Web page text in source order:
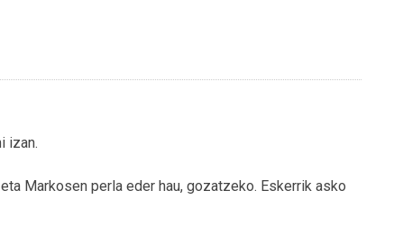
izan.
Markosen perla eder hau, gozatzeko. Eskerrik asko